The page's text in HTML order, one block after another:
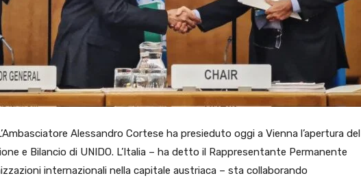
Alessandro Cortese ha presieduto oggi a Vienna l’apertura del
e Bilancio di UNIDO. L’Italia – ha detto il Rappresentante Permanente
internazionali nella capitale austriaca – sta collaborando